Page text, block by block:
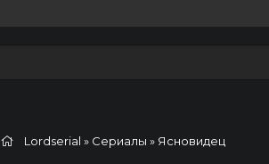
Lordserial » Сериалы » Ясновидец